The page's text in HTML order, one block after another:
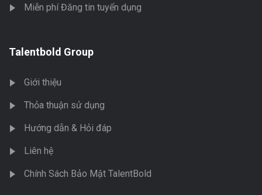
Miễn phí Đăng tin tuyển dụng
Talentbold Group
Giới thiệu
Thỏa thuận sử dụng
Hướng dẫn & Hỏi đáp
Liên hệ
Chính Sách Bảo Mật TalentBold